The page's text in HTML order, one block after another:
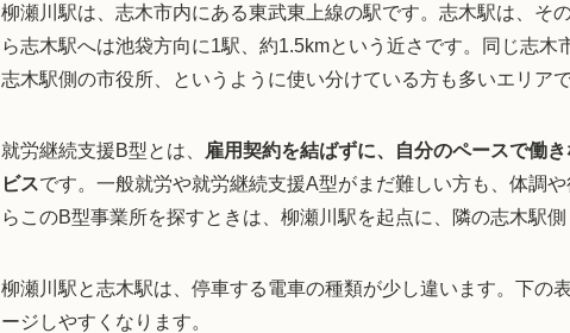
柳瀬川駅は、志木市内にある東武東上線の駅です。志木駅は、そ
ら志木駅へは池袋方向に1駅、約1.5kmという近さです。同じ志
志木駅側の市役所、というように使い分けている方も多いエリアで
就労継続支援B型とは、
雇用契約を結ばずに、自分のペースで働
ビスです。一般就労や就労継続支援A型がまだ難しい方も、体調
らこのB型事業所を探すときは、柳瀬川駅を起点に、隣の志木駅
柳瀬川駅と志木駅は、停車する電車の種類が少し違います。下の
ージしやすくなります。